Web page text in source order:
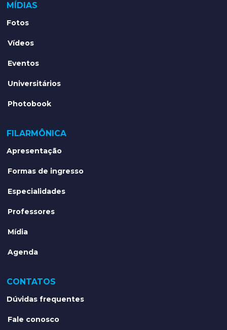
MÍDIAS
Fotos
Vídeos
Eventos
Universitários
Photobook
FILARMÔNICA
Apresentação
Formas de ingresso
Especialidades
Professores
Mídia
Agenda
CONTATOS
Dúvidas frequentes
Fale conosco